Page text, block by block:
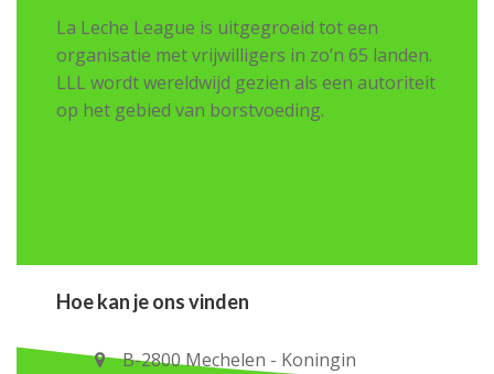
La Leche League is uitgegroeid tot een
organisatie met vrijwilligers in zo’n 65 landen.
LLL wordt wereldwijd gezien als een autoriteit
op het gebied van borstvoeding.
Hoe kan je ons vinden
B-2800 Mechelen - Koningin